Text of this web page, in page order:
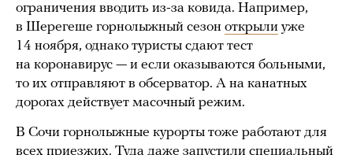
ограничения вводить из-за ковида. Например,
в Шерегеше горнолыжный сезон открыли уже
14 ноября, однако туристы сдают тест
на коронавирус — и если оказываются больными,
то их отправляют в обсерватор. А на канатных
дорогах действует масочный режим.
В Сочи горнолыжные курорты тоже работают для
всех приезжих. Туда даже запустили специальный